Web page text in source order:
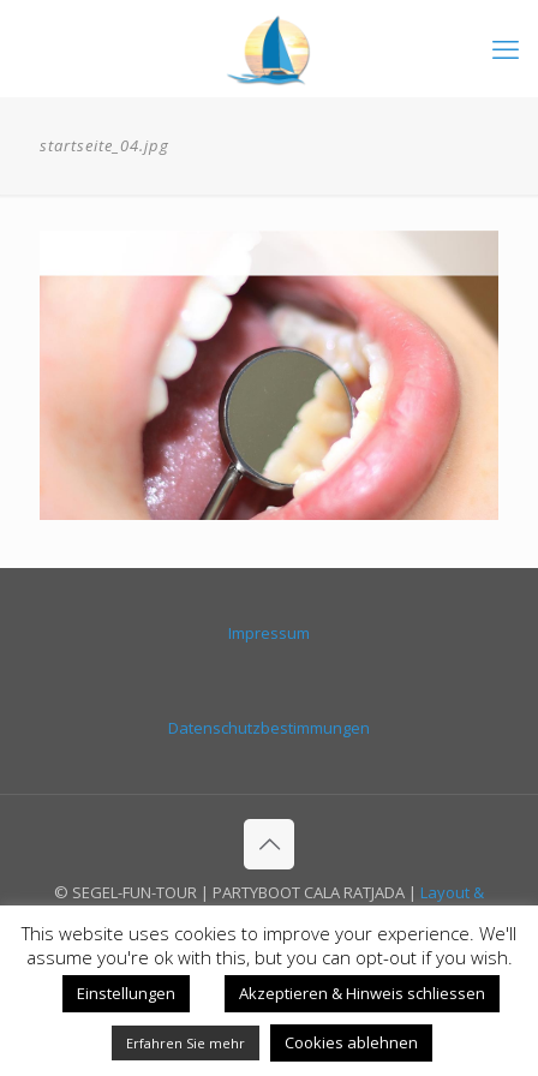
startseite_04.jpg
Impressum
Datenschutzbestimmungen
© SEGEL-FUN-TOUR | PARTYBOOT CALA RATJADA | Layout &
This website uses cookies to improve your experience. We'll
assume you're ok with this, but you can opt-out if you wish.
Einstellungen Akzeptieren & Hinweis schliessen
Erfahren Sie mehr Cookies ablehnen